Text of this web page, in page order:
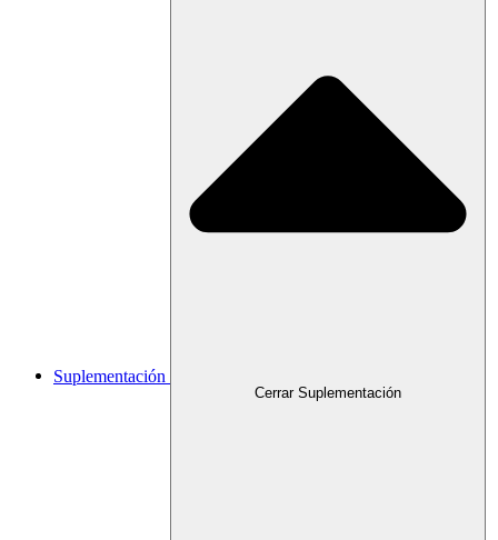
Suplementación
Cerrar Suplementación